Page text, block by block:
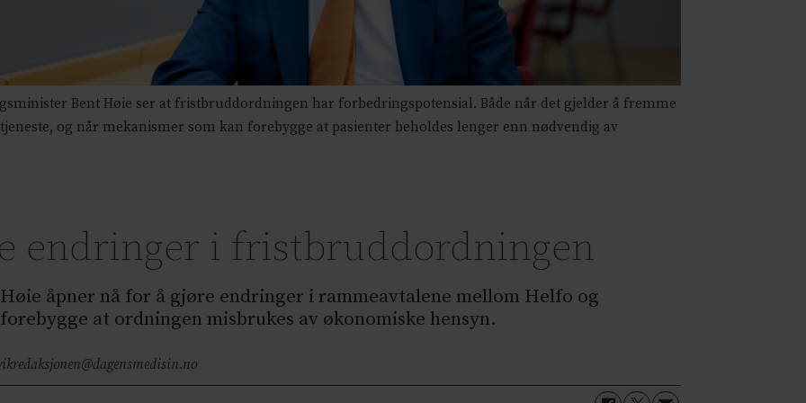
Bent Høie ser at fristbruddordningen har forbedringspotensial. Både når det gjelder å fremme
og når mekanismer som kan forebygge at pasienter beholdes lenger enn nødvendig av
endringer i fristbruddordningen
åpner nå for å gjøre endringer i rammeavtalene mellom Helfo og
at ordningen misbrukes av økonomiske hensyn.
redaksjonen@dagensmedisin.no